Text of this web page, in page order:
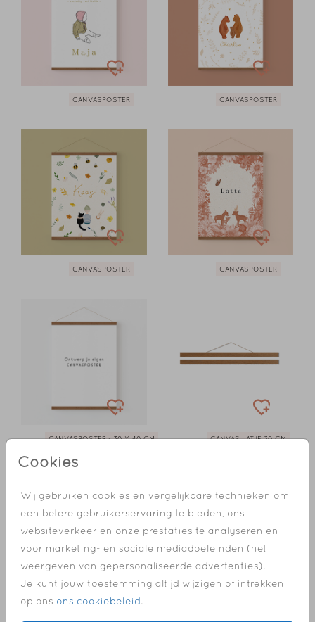
Cookies
Wij gebruiken cookies en vergelijkbare technieken om
een betere gebruikerservaring te bieden, ons
websiteverkeer en onze prestaties te analyseren en
voor marketing- en sociale mediadoeleinden (het
weergeven van gepersonaliseerde advertenties).
Je kunt jouw toestemming altijd wijzigen of intrekken
op ons ons cookiebeleid.
CANVASPOSTER CANVASPOSTER
CANVASPOSTER CANVASPOSTER
CANVASPOSTER - 30 X 40 CM CANVAS LATJE 30 CM
Canvasposters: formaten, prijzen en levering